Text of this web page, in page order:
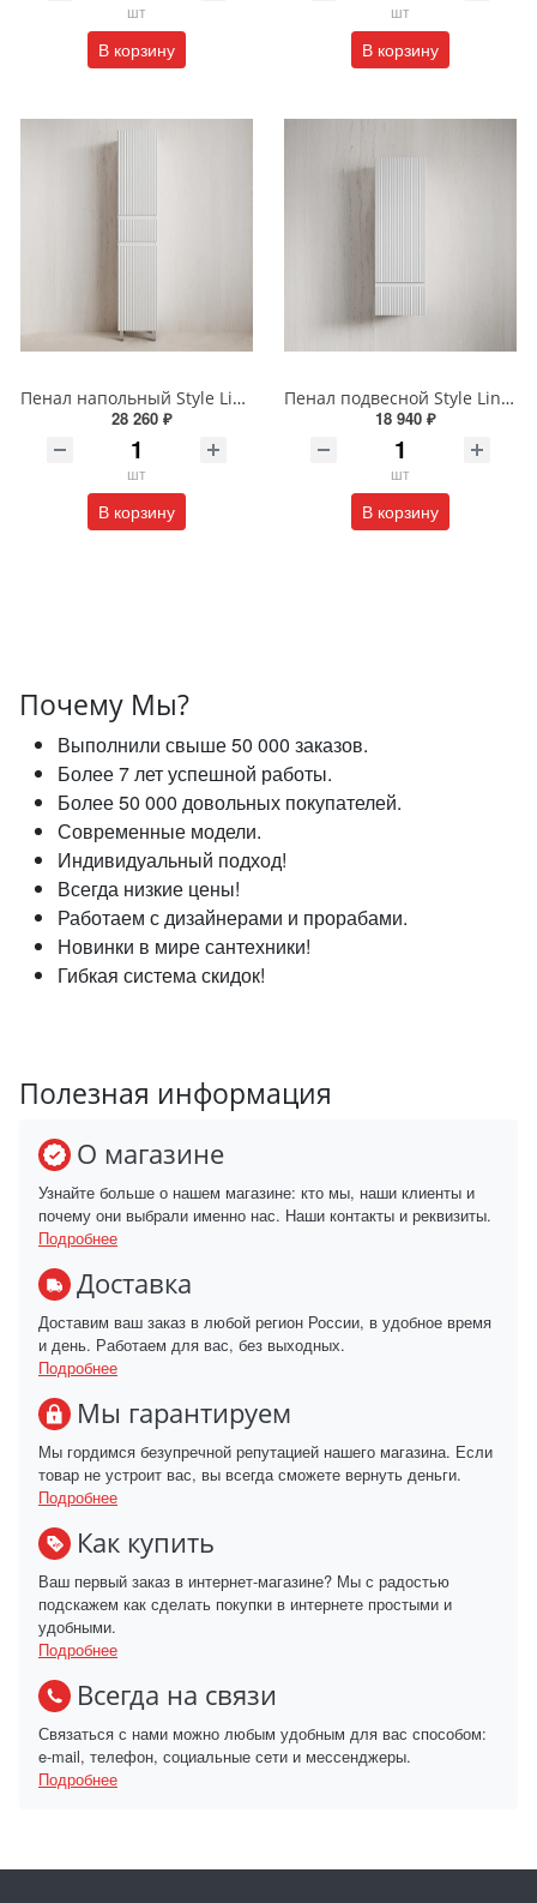
шт
В корзину
шт
В корзину
Пенал напольный Style Line МАРОККО 36 см ЛС-00002515 белый матовый
28 260 ₽
шт
В корзину
Пенал подвесной Style Line МАРОККО 36 см ЛС-00002523 белый матовый
18 940 ₽
шт
В корзину
Почему Мы?
Выполнили свыше 50 000 заказов.
Более 7 лет успешной работы.
Более 50 000 довольных покупателей.
Современные модели.
Индивидуальный подход!
Всегда низкие цены!
Работаем с дизайнерами и прорабами.
Новинки в мире сантехники!
Гибкая система скидок!
Полезная информация
О магазине
Узнайте больше о нашем магазине: кто мы, наши клиенты и
почему они выбрали именно нас. Наши контакты и реквизиты.
Подробнее
Доставка
Доставим ваш заказ в любой регион России, в удобное время
и день. Работаем для вас, без выходных.
Подробнее
Мы гарантируем
Мы гордимся безупречной репутацией нашего магазина. Если
товар не устроит вас, вы всегда сможете вернуть деньги.
Подробнее
Как купить
Ваш первый заказ в интернет-магазине? Мы с радостью
подскажем как сделать покупки в интернете простыми и
удобными.
Подробнее
Всегда на связи
Связаться с нами можно любым удобным для вас способом:
e-mail, телефон, социальные сети и мессенджеры.
Подробнее